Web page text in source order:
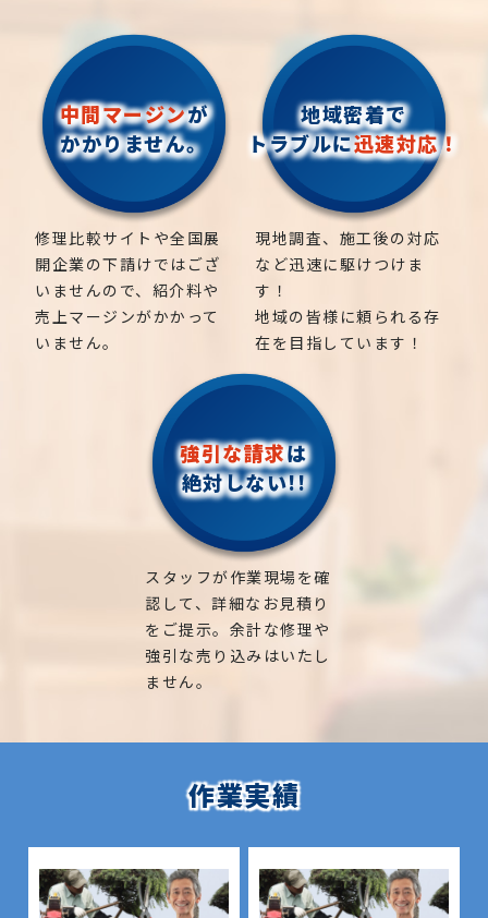
中間マージンが
かかりません。
修理比較サイトや全国展
開企業の下請けではござ
いませんので、紹介料や
売上マージンがかかって
いません。
地域密着で
トラブルに迅速対応！
現地調査、施工後の対応
など迅速に駆けつけま
す！
地域の皆様に頼られる存
在を目指しています！
強引な請求は
絶対しない!!
スタッフが作業現場を確
認して、詳細なお見積り
をご提示。余計な修理や
強引な売り込みはいたし
ません。
作業実績